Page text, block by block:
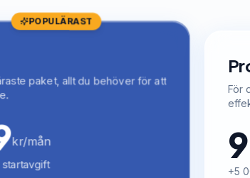
POPULÄRAST
paket, allt du behöver för att
kr/mån
För
+5